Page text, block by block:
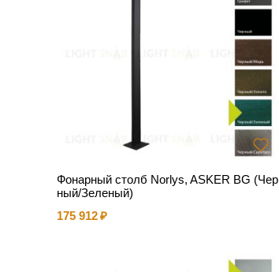
Фонарный столб Norlys, ASKER BG (Чер
ный/Зеленый)
175 912